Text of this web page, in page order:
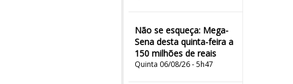
Não se esqueça: Mega-
Sena desta quinta-feira a
150 milhões de reais
Quinta 06/08/26 - 5h47